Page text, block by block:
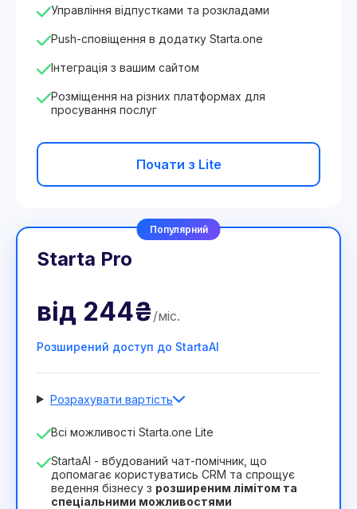
Управління відпустками та розкладами
Push-сповіщення в додатку Starta.one
Інтеграція з вашим сайтом
Розміщення на різних платформах для
просування послуг
Почати з Lite
Популярний
Starta Pro
від 244₴ /міс.
Розширений доступ до StartaAI
Розрахувати вартість
Кількість співробітників
Тривалість ліцензії
12 Months (знижка -25%) Вигідний
Всі можливості Starta.one Lite
StartaAI - вбудований чат-помічник, що
допомагає користуватись CRM та спрощує
ведення бізнесу з розширеним лімітом та
спеціальними можливостями